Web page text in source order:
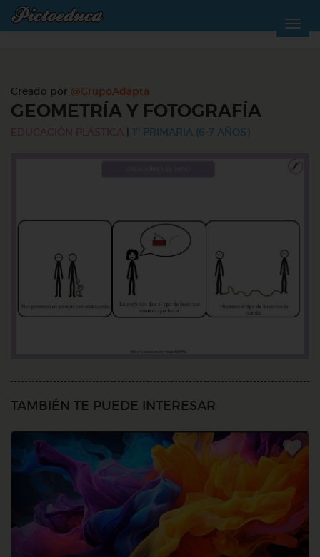
Creado por @GrupoAdapta
GEOMETRÍA Y FOTOGRAFÍA
EDUCACIÓN PLÁSTICA 1º PRIMARIA (6-7 AÑOS)
TAMBIÉN TE PUEDE INTERESAR